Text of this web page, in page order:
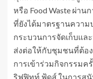
หรือ Food Waste ผ่าน
ที่ยังได้มาตรฐานความ
กระบวนการจัดเก็บแล
ส่งต่อให้กับชุมชนที่ต้อ
การเข้าร่วมกิจกรรม
ริฟฟิทท์ ฟู้ดส์ ในการสนั